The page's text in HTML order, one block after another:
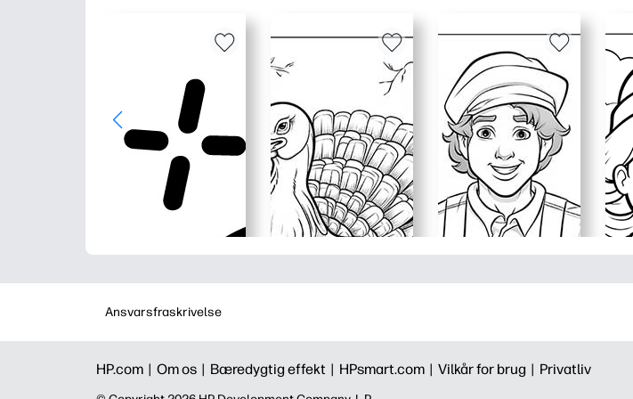
Ansvarsfraskrivelse
HP.com | Om os | Bæredygtig effekt | HPsmart.com | Vilkår for brug | Privatliv